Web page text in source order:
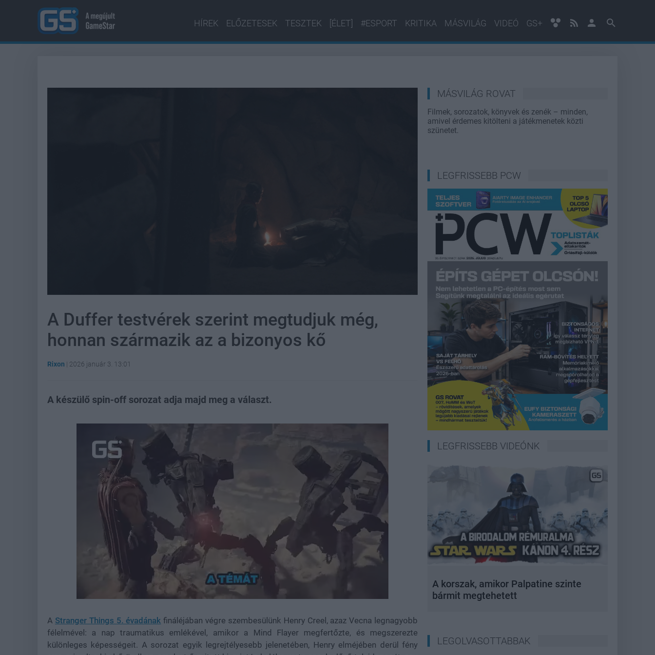
HÍREK ELŐZETESEK TESZTEK [ÉLET] #ESPORT KRITIKA MÁSVILÁG VIDEÓ GS+
A Duffer testvérek szerint megtudjuk még,
honnan származik az a bizonyos kő
Rixon | 2026 január 3. 13:01
A készülő spin-off sorozat adja majd meg a választ.
44.98%
A Stranger Things 5. évadának fináléjában végre szembesülünk Henry Creel, azaz Vecna legnagyobb
félelmével: a nap traumatikus emlékével, amikor a Mind Flayer megfertőzte, és megszerezte
különleges képességeit. A sorozat egyik legrejtélyesebb jelenetében, Henry elméjében derül fény
MÁSVILÁG ROVAT
Filmek, sorozatok, könyvek és zenék – minden,
amivel érdemes kitölteni a játékmenetek közti
szünetet.
LEGFRISSEBB PCW
LEGFRISSEBB VIDEÓNK
A korszak, amikor Palpatine szinte
bármit megtehetett
LEGOLVASOTTABBAK